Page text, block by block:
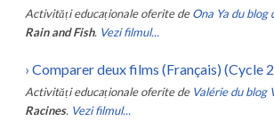
Activități educaționale oferite de Ona Ya du blog
Rain and Fish. Vezi filmul...
› Comparer deux films (Français) (Cycle
Activități educaționale oferite de Valérie du blog
Racines. Vezi filmul...